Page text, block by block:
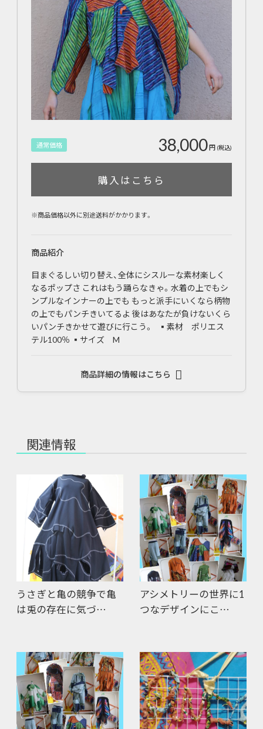
通常価格 38,000円 (税込)
購入はこちら
※商品価格以外に別途送料がかかります。
商品紹介
目まぐるしい切り替え、全体にシスルーな素材楽しく
なるポップさ これはもう踊らなきゃ。水着の上でもシ
ンプルなインナーの上でも もっと派手にいくなら柄物
の上でもパンチきいてるよ 後はあなたが負けないくら
いパンチきかせて遊びに行こう。 ▪素材 ポリエス
テル100％ ▪サイズ M
商品詳細の情報はこちら
関連情報
うさぎと亀の競争で亀
は兎の存在に気づ…
アシメトリーの世界に1
つなデザインにこ…